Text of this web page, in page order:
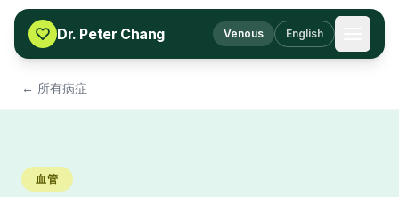
Skip to content
Dr. Peter Chang
Venous English
← 所有病症
血管